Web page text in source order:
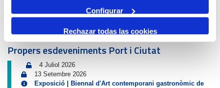
Configurar
Rechazar todas las cookies
16:00-01:00
Km 0
Propers esdeveniments Port i Ciutat
4 Juliol 2026
13 Setembre 2026
Exposició | Biennal d'Art contemporani gastronòmic de